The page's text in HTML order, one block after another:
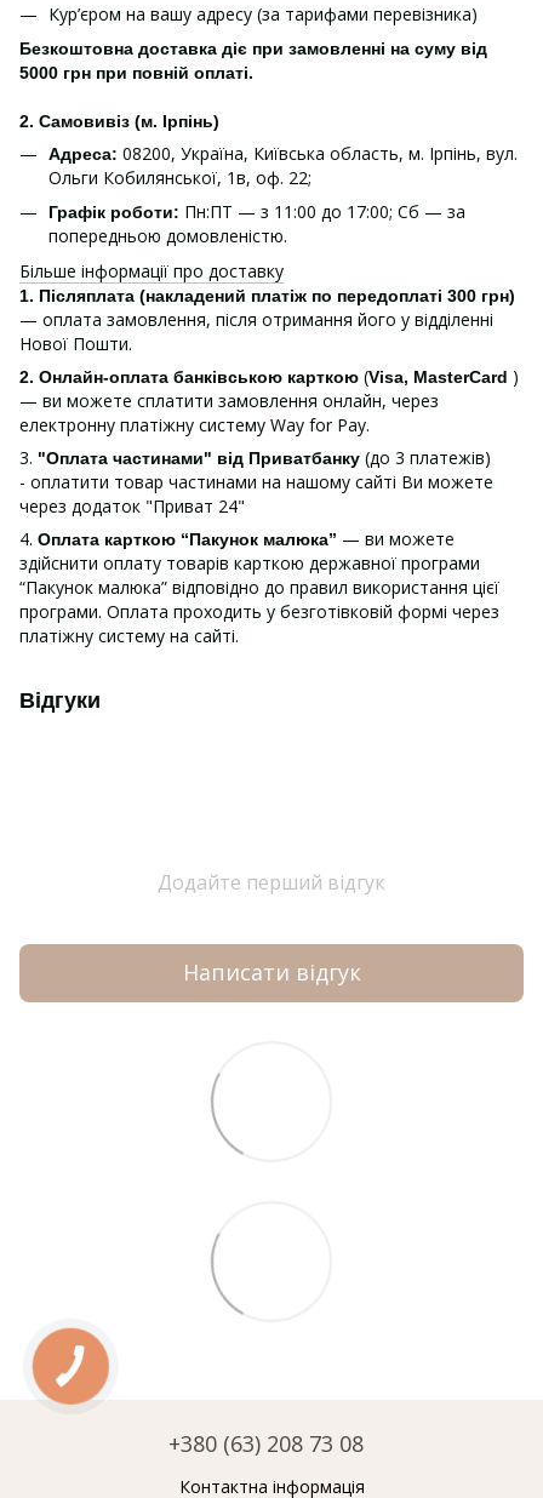
Кур’єром на вашу адресу (за тарифами перевізника)
Безкоштовна доставка діє при замовленні на суму від
5000 грн при повній оплаті.
2. Самовивіз (м. Ірпінь)
Адреса: 08200, Україна, Київська область, м. Ірпінь, вул.
Ольги Кобилянської, 1в, оф. 22;
Графік роботи: Пн:ПТ — з 11:00 до 17:00; Сб — за
попередньою домовленістю.
Більше інформації про доставку
1. Післяплата (накладений платіж по передоплаті 300 грн)
— оплата замовлення, після отримання його у відділенні
Нової Пошти.
2. Онлайн-оплата банківською карткою (Visa, MasterCard )
— ви можете сплатити замовлення онлайн, через
електронну платіжну систему Way for Pay.
3. "Оплата частинами" від Приватбанку (до 3 платежів)
- оплатити товар частинами на нашому сайті Ви можете
через додаток "Приват 24"
4. Оплата карткою “Пакунок малюка” — ви можете
здійснити оплату товарів карткою державної програми
“Пакунок малюка” відповідно до правил використання цієї
програми. Оплата проходить у безготівковій формі через
платіжну систему на сайті.
Відгуки
Додайте перший відгук
Написати відгук
+380 (63) 208 73 08
Контактна інформація